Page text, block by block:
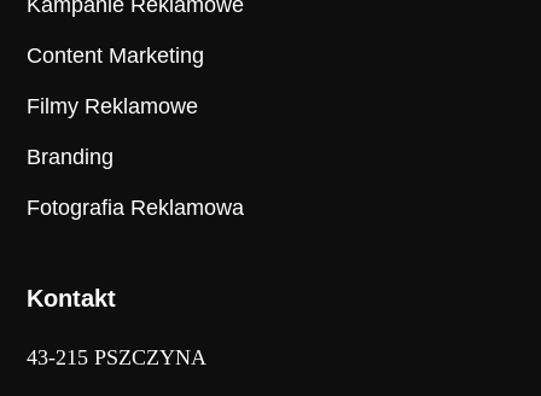
Content Marketing
Filmy Reklamowe
Branding
Fotografia Reklamowa
Kontakt
43-215 PSZCZYNA